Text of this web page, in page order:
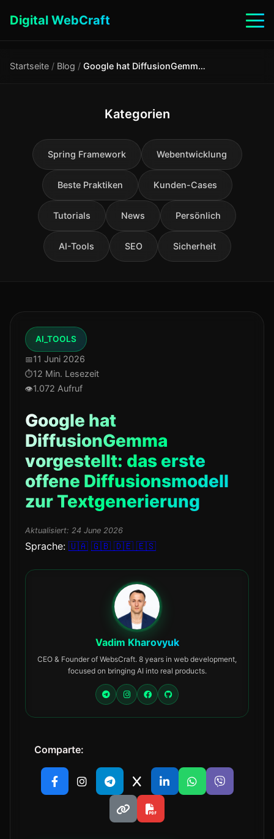
Digital WebCraft
Startseite / Blog / Google hat DiffusionGemma vorgestellt: das erste offene Diffusionsmodell zur Textgenerierung
Kategorien
Spring Framework Webentwicklung
Beste Praktiken Kunden-Cases
Tutorials News Persönlich
AI-Tools SEO Sicherheit
AI_TOOLS
11 Juni 2026
12 Min. Lesezeit
1.072 Aufruf
Google hat
DiffusionGemma
vorgestellt: das erste
offene Diffusionsmodell
zur Textgenerierung
Aktualisiert: 24 June 2026
Sprache: 🇺🇦 🇬🇧 🇩🇪 🇪🇸
Vadim Kharovyuk
CEO & Founder of WebsCraft. 8 years in web development,
focused on bringing AI into real products.
Comparte: